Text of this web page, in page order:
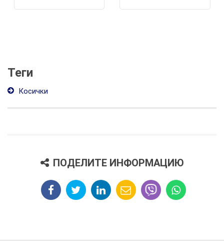
Теги
Косички
ПОДЕЛИТЕ ИНФОРМАЦИЮ